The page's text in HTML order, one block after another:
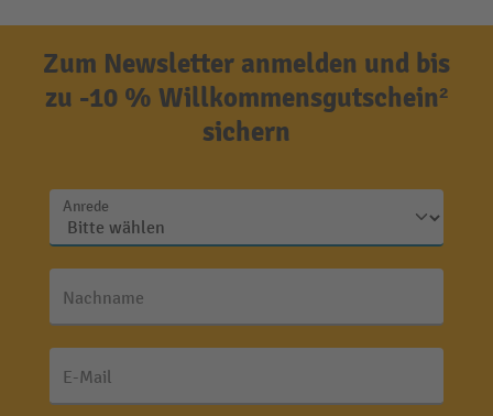
Zum Newsletter anmelden und bis
zu -10 % Willkommensgutschein²
sichern
Anrede
Nachname
E-Mail